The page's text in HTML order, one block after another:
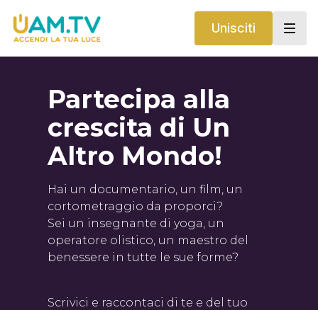
Unisciti
Partecipa alla
crescita di Un
Altro Mondo!
Hai un documentario, un film, un
cortometraggio da proporci?
Sei un insegnante di yoga, un
operatore olistico, un maestro del
benessere in tutte le sue forme?
Scrivici e raccontaci di te e del tuo